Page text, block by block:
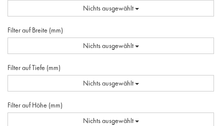
Nichts ausgewählt
Filter auf Breite (mm)
Nichts ausgewählt
Filter auf Tiefe (mm)
Nichts ausgewählt
Filter auf Höhe (mm)
Nichts ausgewählt